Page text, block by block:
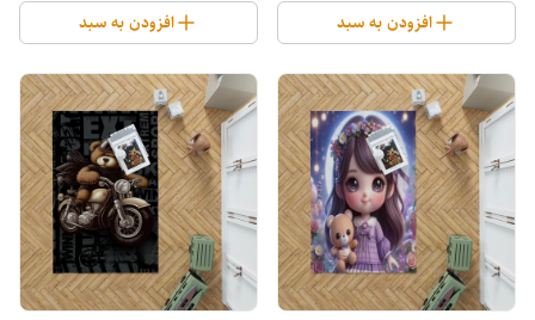
افزودن به سبد افزودن به سبد